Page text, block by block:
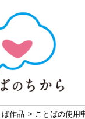
ば作品 > ことばの使用